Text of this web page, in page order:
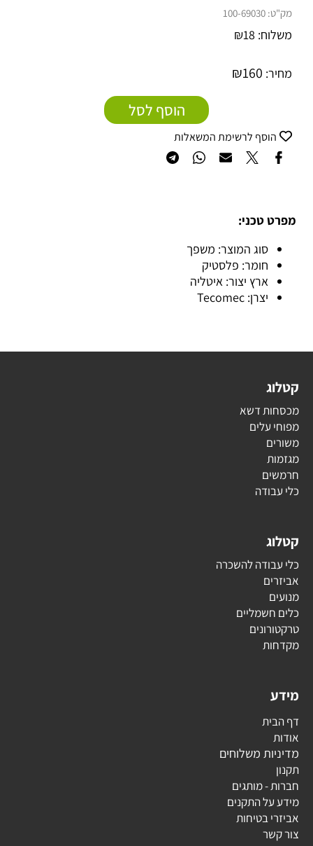
מק"ט: 100-69030
משלוח: ₪18
מחיר: ₪160
הוסף לסל
הוסף לרשימת המשאלות
מפרט טכני:
סוג המוצר: משפך
חומר: פלסטיק
ארץ יצור: איטליה
יצרן: Tecomec
קטלוג
מכסחות דשא
מפוחי עלים
משורים
מגזמות
חרמשים
כלי עבודה
קטלוג
כלי עבודה להשכרה
אביזרים
מנועים
כלים חשמליים
טרקטורונים
מקדחות
מידע
דף הבית
אודות
מדיניות משלוחים
תקנון
חברות - מותגים
מידע על התקנים
אביזרי בטיחות
צור קשר